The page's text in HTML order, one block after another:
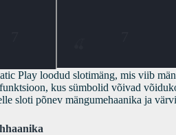
Play loodud slotimäng, mis viib
funktsioon, kus sümbolid võivad
sloti põnev mängumehaanika ja